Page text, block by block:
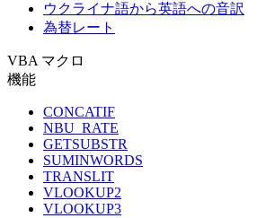
ウクライナ語から英語への音訳
為替レート
VBA マクロ
機能
CONCATIF
NBU_RATE
GETSUBSTR
SUMINWORDS
TRANSLIT
VLOOKUP2
VLOOKUP3